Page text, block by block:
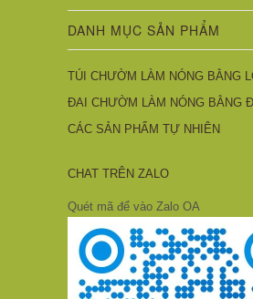
DANH MỤC SẢN PHẨM
TÚI CHƯỜM LÀM NÓNG BẰNG
ĐAI CHƯỜM LÀM NÓNG BẰNG
CÁC SẢN PHẨM TỰ NHIÊN
CHAT TRÊN ZALO
Quét mã để vào Zalo OA